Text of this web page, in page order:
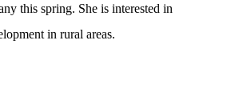
this spring. She is interested in
in rural areas.